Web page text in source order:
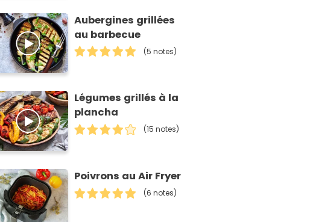
Aubergines grillées
au barbecue
(5 notes)
Légumes grillés à la
plancha
(15 notes)
Poivrons au Air Fryer
(6 notes)